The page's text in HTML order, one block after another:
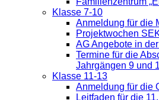
Klasse 7-10
Anmeldung für die
Projektwochen SEK
AG Angebote in
Termine für die
Jahrgängen 9 und
Klasse 11-13
Anmeldung für die
Leitfaden für die